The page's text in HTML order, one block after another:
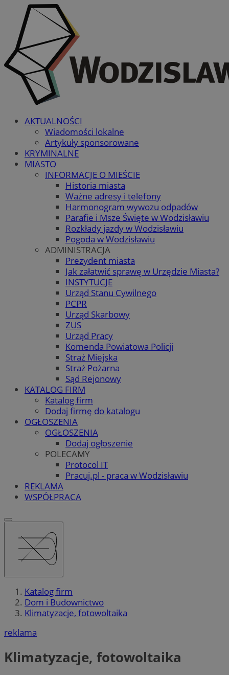
AKTUALNOŚCI
Wiadomości lokalne
Artykuły sponsorowane
KRYMINALNE
MIASTO
INFORMACJE O MIEŚCIE
Historia miasta
Ważne adresy i telefony
Harmonogram wywozu odpadów
Parafie i Msze Święte w Wodzisławiu
Rozkłady jazdy w Wodzisławiu
Pogoda w Wodzisławiu
ADMINISTRACJA
Prezydent miasta
Jak załatwić sprawę w Urzędzie Miasta?
INSTYTUCJE
Urząd Stanu Cywilnego
PCPR
Urząd Skarbowy
ZUS
Urząd Pracy
Komenda Powiatowa Policji
Straż Miejska
Straż Pożarna
Sąd Rejonowy
KATALOG FIRM
Katalog firm
Dodaj firmę do katalogu
OGŁOSZENIA
OGŁOSZENIA
Dodaj ogłoszenie
POLECAMY
Protocol IT
Pracuj.pl - praca w Wodzisławiu
REKLAMA
WSPÓŁPRACA
Katalog firm
Dom i Budownictwo
Klimatyzacje, fotowoltaika
reklama
Klimatyzacje, fotowoltaika